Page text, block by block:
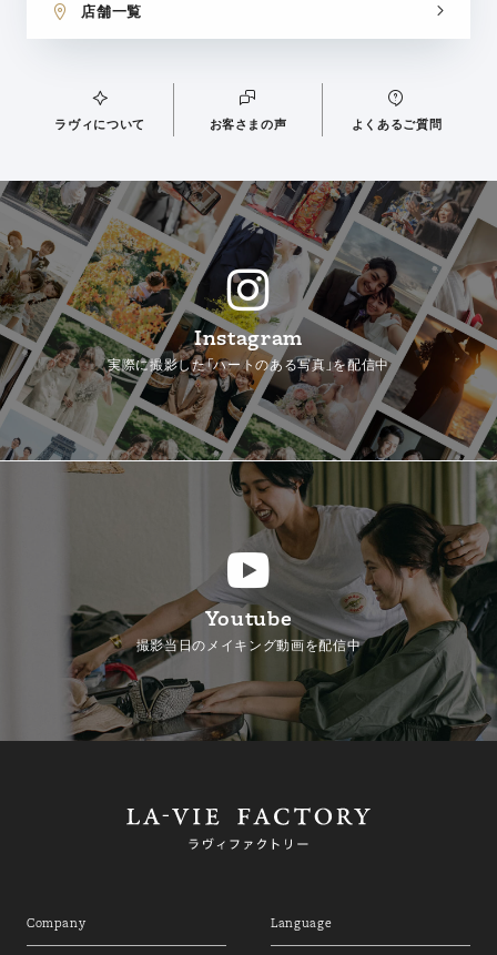
店舗一覧
ラヴィについて お客さまの声 よくあるご質問
Instagram
実際に撮影した「ハートのある写真」を配信中
Youtube
撮影当日のメイキング動画を配信中
Company Language